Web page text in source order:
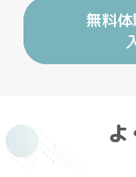
無料